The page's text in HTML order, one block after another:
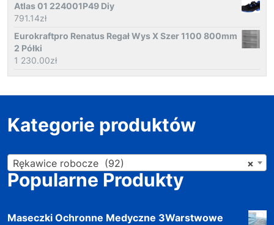
Atlas 01 224001P49 Diy
791.14zł
Eurokraftpro Renatus Regał Wys X Szer 1100 800mm
2 Półki
1 230.00zł
Kategorie produktów
×
Rękawice robocze (92)
Popularne Produkty
Maseczki Ochronne Medyczne 3Warstwowe